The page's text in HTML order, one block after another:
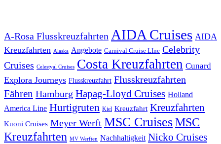
A-Rosa Flusskreuzfahrten AIDA Cruises AIDA
Kreuzfahrten Alaska Angebote Carnival Cruise LIne Celebrity
Cruises Celestyal Cruises Costa Kreuzfahrten Cunard
Explora Journeys Flusskreuzfahrt Flusskreuzfahrten
Fähren Hamburg Hapag-Lloyd Cruises Holland
America Line Hurtigruten Kiel Kreuzfahrt Kreuzfahrten
Kuoni Cruises Meyer Werft MSC CruisesMSC
Kreuzfahrten MV Werften Nachhaltigkeit Nicko Cruises